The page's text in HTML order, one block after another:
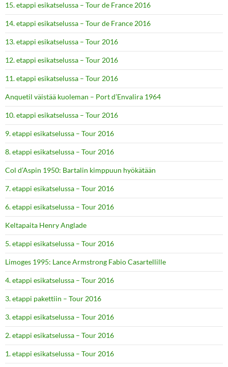
15. etappi esikatselussa – Tour de France 2016
14. etappi esikatselussa – Tour de France 2016
13. etappi esikatselussa – Tour 2016
12. etappi esikatselussa – Tour 2016
11. etappi esikatselussa – Tour 2016
Anquetil väistää kuoleman – Port d’Envalira 1964
10. etappi esikatselussa – Tour 2016
9. etappi esikatselussa – Tour 2016
8. etappi esikatselussa – Tour 2016
Col d’Aspin 1950: Bartalin kimppuun hyökätään
7. etappi esikatselussa – Tour 2016
6. etappi esikatselussa – Tour 2016
Keltapaita Henry Anglade
5. etappi esikatselussa – Tour 2016
Limoges 1995: Lance Armstrong Fabio Casartellille
4. etappi esikatselussa – Tour 2016
3. etappi pakettiin – Tour 2016
3. etappi esikatselussa – Tour 2016
2. etappi esikatselussa – Tour 2016
1. etappi esikatselussa – Tour 2016